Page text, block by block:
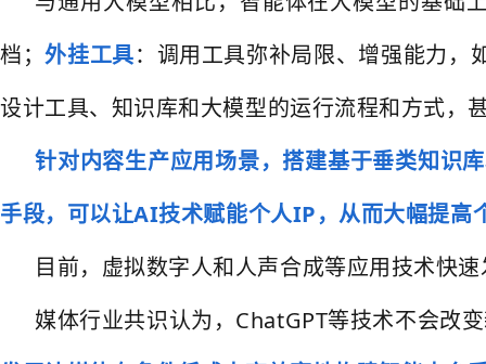
档；外挂工具：调用工具弥补局限、增强能力，
设计工具、知识库和大模型的运行流程和方式，
针对内容生产应用场景，搭建基于垂类知识
手段，可以让AI技术赋能个人IP，从而大幅提高
目前，虚拟数字人和人声合成等应用技术快
媒体行业共识认为，ChatGPT等技术不会改